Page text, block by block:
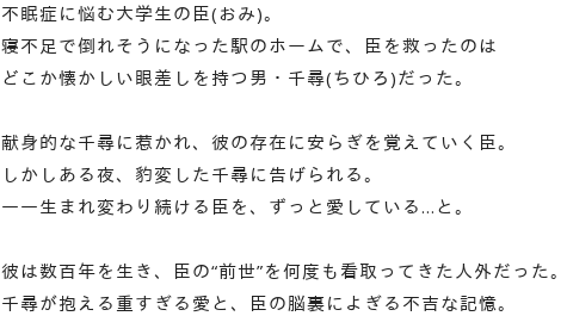
不眠症に悩む大学生の臣(おみ)。
寝不足で倒れそうになった駅のホームで、臣を救ったのは
どこか懐かしい眼差しを持つ男・千尋(ちひろ)だった。
献身的な千尋に惹かれ、彼の存在に安らぎを覚えていく臣。
しかしある夜、豹変した千尋に告げられる。
――生まれ変わり続ける臣を、ずっと愛している…と。
彼は数百年を生き、臣の“前世”を何度も看取ってきた人外だった。
千尋が抱える重すぎる愛と、臣の脳裏によぎる不吉な記憶。